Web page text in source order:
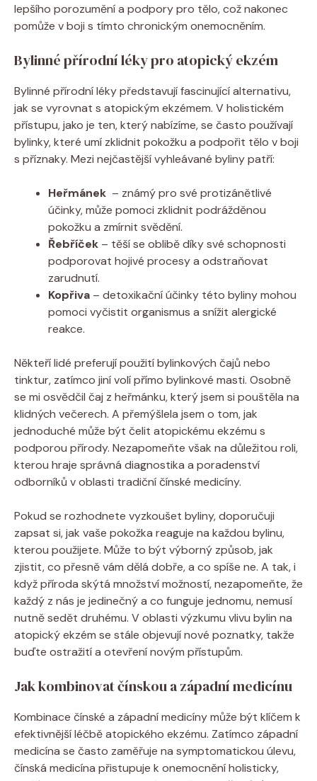
lepšího‌ porozumění a podpory pro tělo,‌ což ‍nakonec
⁢pomůže⁣ v boji s tímto chronickým onemocněním.
Bylinné ⁢přírodní léky‍ pro atopický ekzém
Bylinné přírodní léky představují‌ fascinující alternativu,
jak se vyrovnat‍ s atopickým ekzémem. V holistickém
přístupu, jako je ten, který‍ nabízíme, se⁢ často používají
bylinky, které umí zklidnit​ pokožku a podpořit tělo v boji
‍s příznaky. Mezi nejčastější ⁢vyhleávané⁣ byliny patří:
Heřmánek ⁣ – známý pro⁤ své protizánětlivé
účinky, může ​pomoci zklidnit podrážděnou
‍pokožku⁤ a zmírnit svědění.
Řebříček – ​těší se oblibě díky své schopnosti
podporovat hojivé procesy ⁤a odstraňovat
zarudnutí.
Kopřiva – detoxikační účinky⁤ této ‌byliny⁣ mohou
⁣pomoci vyčistit organismus a snížit⁣ alergické
reakce.
Někteří lidé preferují použití ⁤bylinkových čajů nebo
tinktur, zatímco jiní volí přímo bylinkové masti. Osobně
⁢se mi​ osvědčil čaj z‍ heřmánku, který jsem si pouštěla na
klidných večerech. A přemýšlela ‌jsem o tom, jak
jednoduché může být‌ čelit atopickému ekzému s
podporou přírody. Nezapomeňte však ‍na důležitou roli,⁣
kterou​ hraje správná diagnostika ‍a ​poradenství
odborníků v‌ oblasti tradiční ‌čínské medicíny.
Pokud se rozhodnete vyzkoušet byliny, doporučuji
zapsat si, jak vaše pokožka reaguje na každou bylinu,
kterou použijete. Může to ​být ‍výborný způsob, jak⁤
zjistit, ⁤co ⁤přesně vám dělá ⁢dobře, a co spíše​ ne. A ‍tak, i
když příroda skýtá‍ množství ⁢možností, nezapomeňte, ⁢že
každý z nás je jedinečný a co funguje jednomu, nemusí
nutně sedět druhému. V oblasti⁢ výzkumu ⁤vlivu bylin na
atopický ekzém se stále objevují nové poznatky, takže​
buďte ostražití a⁣ otevření novým přístupům.
Jak⁢ kombinovat čínskou⁤ a západní⁢ medicínu
Kombinace čínské a západní medicíny může ⁢být klíčem k
efektivnější léčbě atopického ekzému. Zatímco západní
medicína se⁢ často zaměřuje na symptomatickou úlevu,
čínská medicína ⁢přistupuje k‌ onemocnění holisticky,